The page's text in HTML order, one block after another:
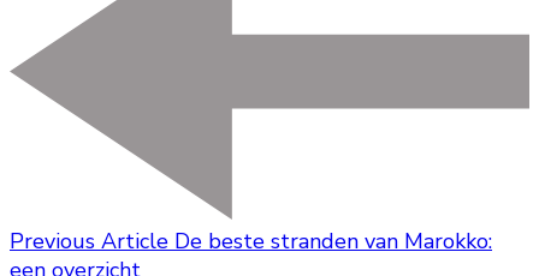
Previous Article De beste stranden van Marokko:
een overzicht